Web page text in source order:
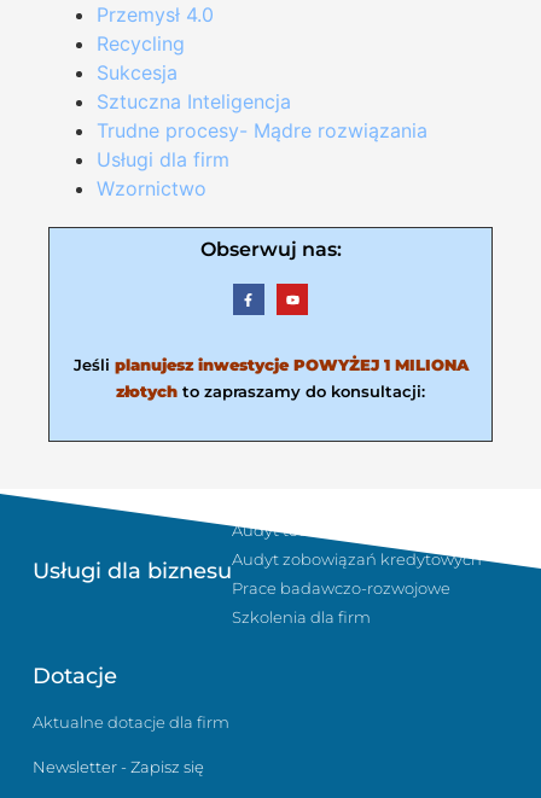
Przemysł 4.0
Recycling
Sukcesja
Sztuczna Inteligencja
Trudne procesy- Mądre rozwiązania
Usługi dla firm
Wzornictwo
Obserwuj nas:
Jeśli planujesz inwestycje POWYŻEJ 1 MILIONA
złotych to zapraszamy do konsultacji:
Usługi dla biznesu
Audyt technologiczny w firmie
Audyt zobowiązań kredytowych
Prace badawczo-rozwojowe
Szkolenia dla firm
Dotacje
Aktualne dotacje dla firm
Newsletter - Zapisz się